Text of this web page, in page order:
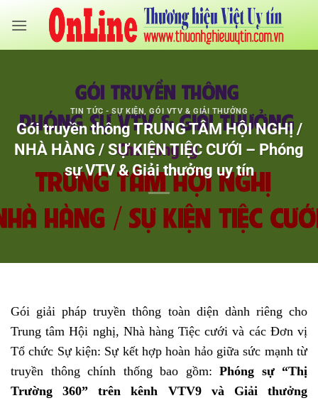
qua
TIN TỨC - SỰ KIỆN,GÓI VTV & GIẢI THƯỞNG
Gói truyền thông TRUNG TÂM HỘI NGHỊ /
NHÀ HÀNG / SỰ KIỆN TIỆC CƯỚI – Phóng
sự VTV & Giải thưởng uy tín
Gói giải pháp truyền thông toàn diện dành riêng cho
Trung tâm Hội nghị, Nhà hàng Tiệc cưới và các Đơn vị
Tổ chức Sự kiện: Sự kết hợp hoàn hảo giữa sức mạnh từ
truyền thông chính thống bao gồm: Phóng sự “Thị
Trường 360” trên kênh VTV9 và Giải thưởng